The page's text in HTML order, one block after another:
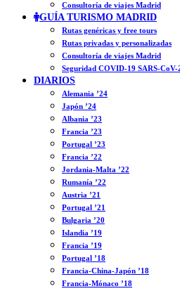
Consultoría de viajes Madrid
GUÍA TURISMO MADRID
Rutas genéricas y free tours
Rutas privadas y personalizadas
Consultoría de viajes Madrid
Seguridad COVID-19 SARS-CoV-
DIARIOS
Alemania ’24
Japón ’24
Albania ’23
Francia ’23
Portugal ’23
Francia ’22
Jordania-Malta ’22
Rumanía ’22
Austria ’21
Portugal ’21
Bulgaria ’20
Islandia ’19
Francia ’19
Portugal ’18
Francia-China-Japón ’18
Francia-Mónaco ’18